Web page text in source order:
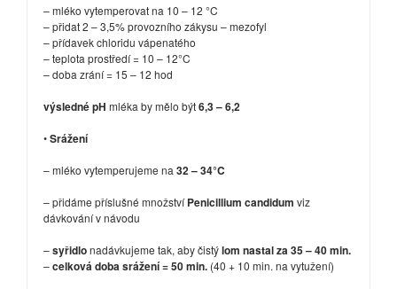
– mléko vytemperovat na 10 – 12 °C
– přidat 2 – 3,5% provozního zákysu – mezofyl
– přídavek chloridu vápenatého
– teplota prostředí = 10 – 12°C
– doba zrání = 15 – 12 hod
výslednépH mléka by mělo být6,3 – 6,2
•Srážení
– mléko vytemperujeme na 32 – 34°C
– přidáme příslušné množstvíPenicillium candidum viz
dávkování v návodu
–syřidlonadávkujeme tak, aby čistýlom nastal za 35 – 40 min.
–celková doba srážení = 50 min. (40 + 10 min. na vytužení)